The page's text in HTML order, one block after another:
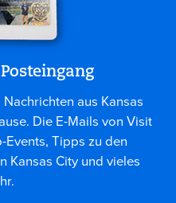
aus Kansas
Die E-Mails von Visit
Events, Tipps zu den
Kansas City und vieles